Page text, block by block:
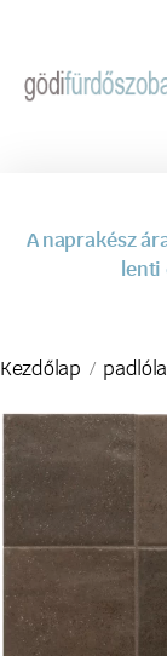
A naprakész
lenti
Kezdőlap /